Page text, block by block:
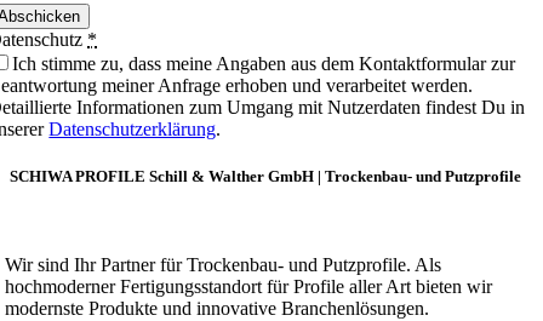
*
Ich stimme zu, dass meine Angaben aus dem Kontaktformular zur
meiner Anfrage erhoben und verarbeitet werden.
Informationen zum Umgang mit Nutzerdaten findest Du in
Datenschutzerklärung.
SCHIWA PROFILE Schill & Walther GmbH | Trockenbau- und Putzprofile
Wir sind Ihr Partner für Trockenbau- und Putzprofile. Als
hochmoderner Fertigungsstandort für Profile aller Art bieten wir
modernste Produkte und innovative Branchenlösungen.